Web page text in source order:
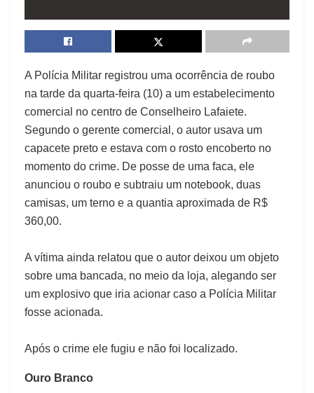
A Polícia Militar registrou uma ocorrência de roubo
na tarde da quarta-feira (10) a um estabelecimento
comercial no centro de Conselheiro Lafaiete.
Segundo o gerente comercial, o autor usava um
capacete preto e estava com o rosto encoberto no
momento do crime. De posse de uma faca, ele
anunciou o roubo e subtraiu um notebook, duas
camisas, um terno e a quantia aproximada de R$
360,00.
A vítima ainda relatou que o autor deixou um objeto
sobre uma bancada, no meio da loja, alegando ser
um explosivo que iria acionar caso a Polícia Militar
fosse acionada.
Após o crime ele fugiu e não foi localizado.
Ouro Branco